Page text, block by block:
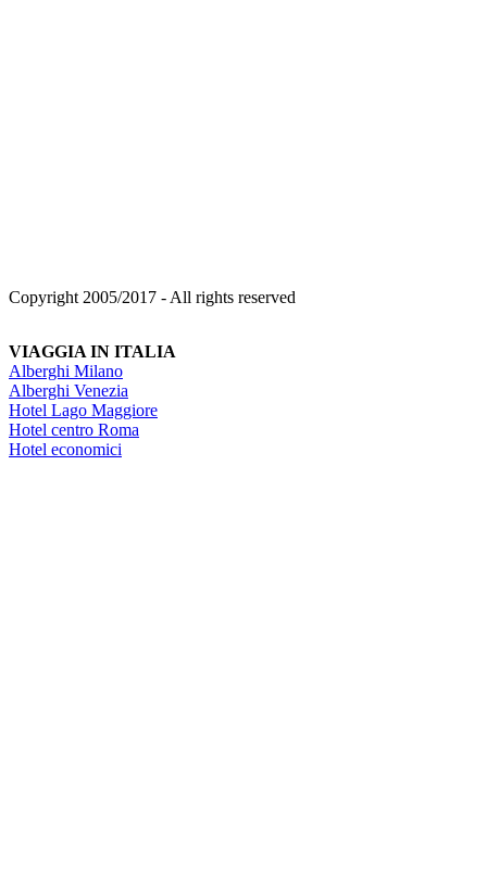
Copyright 2005/2017 - All rights reserved
VIAGGIA IN ITALIA
Alberghi Milano
Alberghi Venezia
Hotel Lago Maggiore
Hotel centro Roma
Hotel economici